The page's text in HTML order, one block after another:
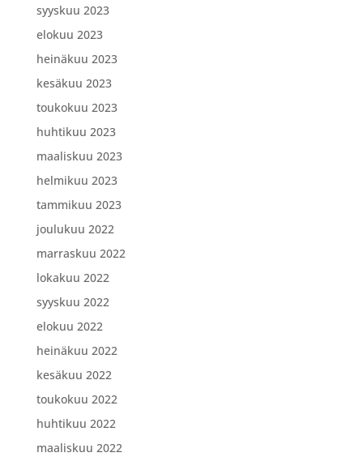
syyskuu 2023
elokuu 2023
heinäkuu 2023
kesäkuu 2023
toukokuu 2023
huhtikuu 2023
maaliskuu 2023
helmikuu 2023
tammikuu 2023
joulukuu 2022
marraskuu 2022
lokakuu 2022
syyskuu 2022
elokuu 2022
heinäkuu 2022
kesäkuu 2022
toukokuu 2022
huhtikuu 2022
maaliskuu 2022